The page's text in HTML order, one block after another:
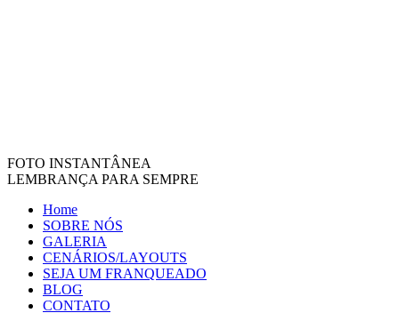
FOTO INSTANTÂNEA
LEMBRANÇA PARA SEMPRE
Home
SOBRE NÓS
GALERIA
CENÁRIOS/LAYOUTS
SEJA UM FRANQUEADO
BLOG
CONTATO